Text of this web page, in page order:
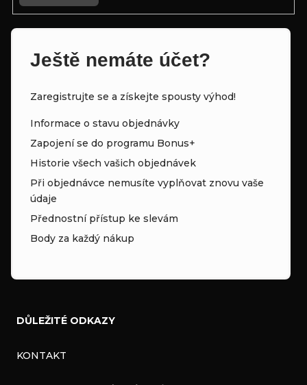
Ještě nemáte účet?
Zaregistrujte se a získejte spousty výhod!
Informace o stavu objednávky
Zapojení se do programu Bonus+
Historie všech vašich objednávek
Při objednávce nemusíte vyplňovat znovu vaše
údaje
Přednostní přístup ke slevám
Body za každý nákup
DŮLEŽITÉ ODKAZY
KONTAKT